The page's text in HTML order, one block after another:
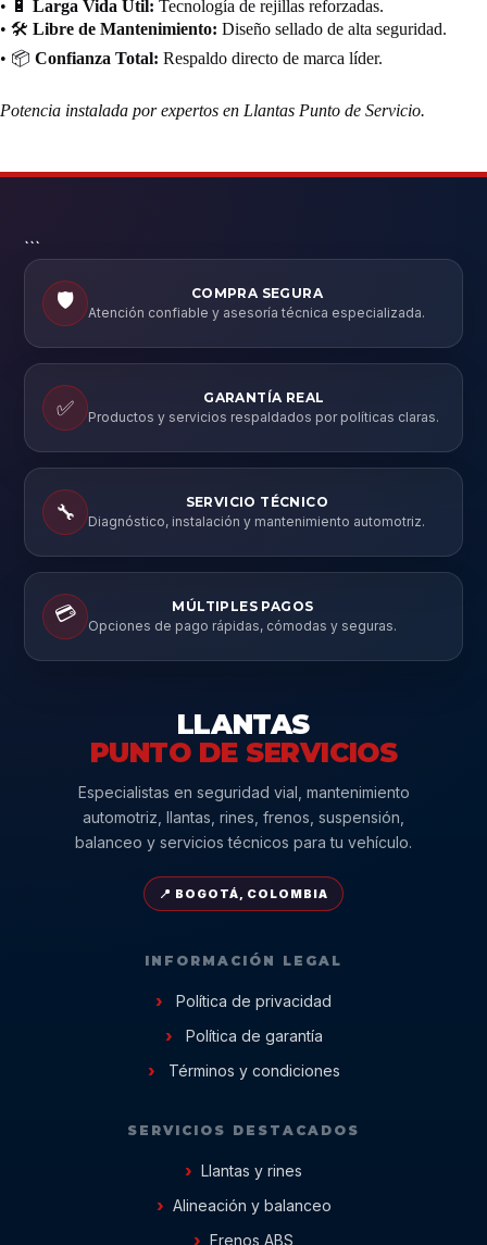
• 🔋 Larga Vida Útil: Tecnología de rejillas reforzadas.
• 🛠️ Libre de Mantenimiento: Diseño sellado de alta seguridad.
• 📦 Confianza Total: Respaldo directo de marca líder.
Potencia instalada por expertos en Llantas Punto de Servicio.
```
🛡️
COMPRA SEGURA
Atención confiable y asesoría técnica especializada.
✅
GARANTÍA REAL
Productos y servicios respaldados por políticas claras.
🔧
SERVICIO TÉCNICO
Diagnóstico, instalación y mantenimiento automotriz.
💳
MÚLTIPLES PAGOS
Opciones de pago rápidas, cómodas y seguras.
LLANTAS
PUNTO DE SERVICIOS
Especialistas en seguridad vial, mantenimiento
automotriz, llantas, rines, frenos, suspensión,
balanceo y servicios técnicos para tu vehículo.
📍 BOGOTÁ, COLOMBIA
INFORMACIÓN LEGAL
Política de privacidad
Política de garantía
Términos y condiciones
SERVICIOS DESTACADOS
Llantas y rines
Alineación y balanceo
Frenos ABS